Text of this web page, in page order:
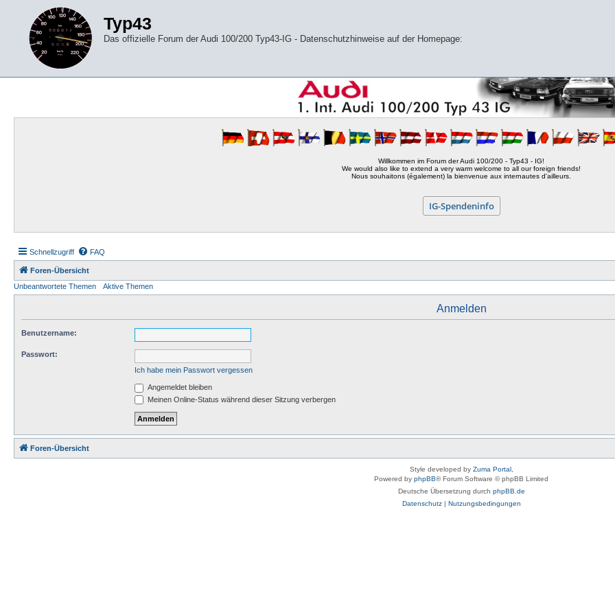
Typ43
Das offizielle Forum der Audi 100/200 Typ43-IG - Datenschutzhinweise auf der Homepage:
Willkommen im Forum der Audi 100/200 - Typ43 - IG!
We would also like to extend a very warm welcome to all our foreign friends!
Nous souhaitons (également) la bienvenue aux internautes d'ailleurs.
IG-Spendeninfo
Schnellzugriff FAQ
Foren-Übersicht
Unbeantwortete Themen
Aktive Themen
Anmelden
Benutzername:
Passwort:
Ich habe mein Passwort vergessen
Angemeldet bleiben
Meinen Online-Status während dieser Sitzung verbergen
Foren-Übersicht
Style developed by Zuma Portal,
Powered by phpBB® Forum Software © phpBB Limited
Deutsche Übersetzung durch phpBB.de
Datenschutz| Nutzungsbedingungen